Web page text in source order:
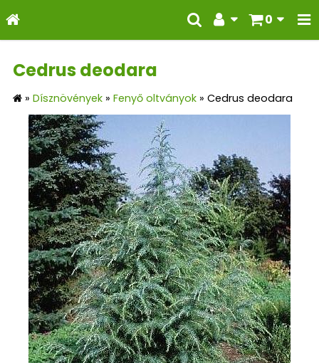
0
Cedrus deodara
» Dísznövények » Fenyő oltványok » Cedrus deodara